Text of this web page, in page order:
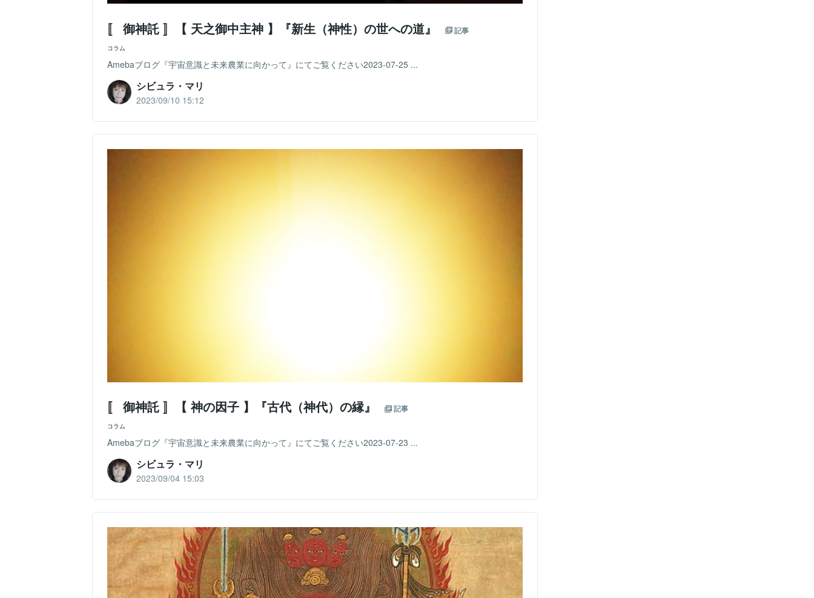
〚 御神託 〛【 天之御中主神 】『新生（神性）の世への道』 記事
コラム
Amebaブログ『宇宙意識と未来農業に向かって』にてご覧ください2023-07-25 ...
シビュラ・マリ
2023/09/10 15:12
〚 御神託 〛【 神の因子 】『古代（神代）の縁』 記事
コラム
Amebaブログ『宇宙意識と未来農業に向かって』にてご覧ください2023-07-23 ...
シビュラ・マリ
2023/09/04 15:03